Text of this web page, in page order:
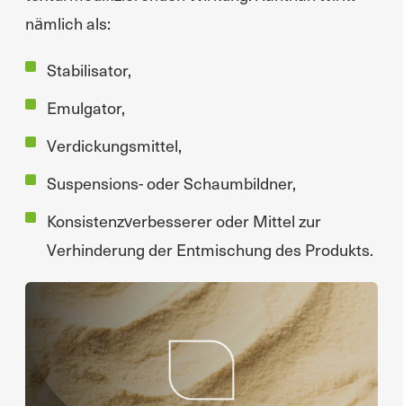
nämlich als:
Stabilisator,
Emulgator,
Verdickungsmittel,
Suspensions- oder Schaumbildner,
Konsistenzverbesserer oder Mittel zur
Verhinderung der Entmischung des Produkts.